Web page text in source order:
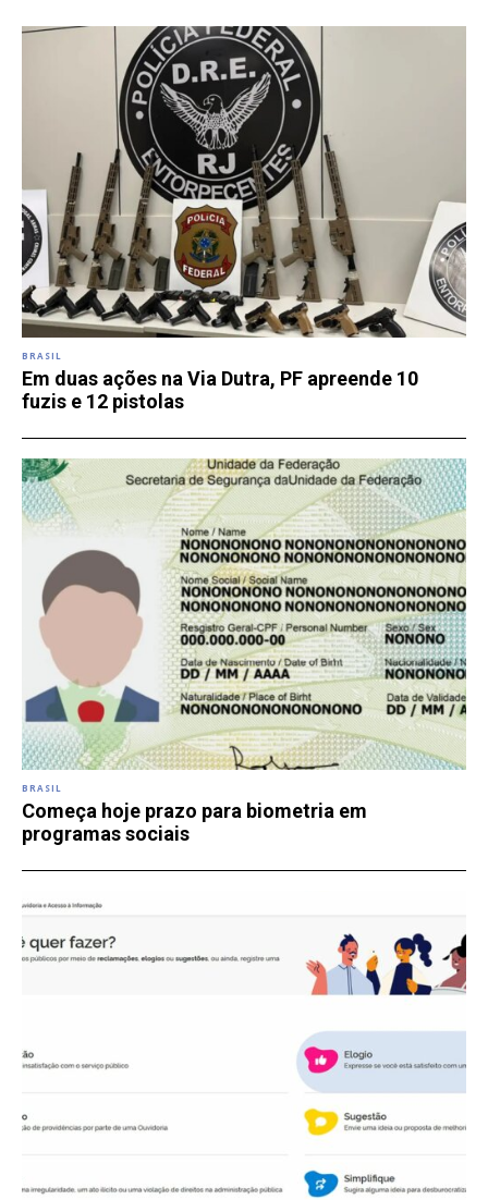
BRASIL
Em duas ações na Via Dutra, PF apreende 10
fuzis e 12 pistolas
BRASIL
Começa hoje prazo para biometria em
programas sociais